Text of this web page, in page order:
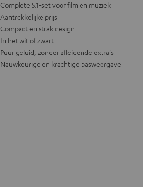
Complete 5.1-set voor film en muziek
Aantrekkelijke prijs
Compact en strak design
In het wit of zwart
Puur geluid, zonder afleidende extra's
Nauwkeurige en krachtige basweergave